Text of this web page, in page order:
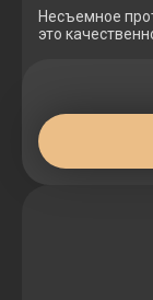
Несъемное
это